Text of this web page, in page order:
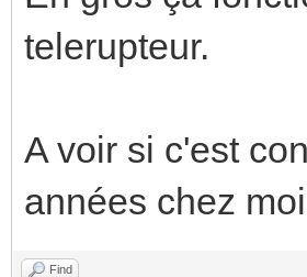
telerupteur.
A voir si c'est
années chez
Find